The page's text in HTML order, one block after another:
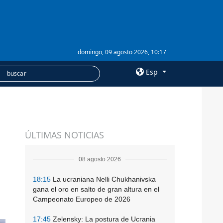
domingo, 09 agosto 2026, 10:17
Esp
Suscripción
ÚLTIMAS NOTICIAS
08 agosto 2026
18:15 La ucraniana Nelli Chukhanivska
gana el oro en salto de gran altura en el
Campeonato Europeo de 2026
17:45 Zelensky: La postura de Ucrania